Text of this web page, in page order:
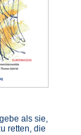
als sie,
retten, die